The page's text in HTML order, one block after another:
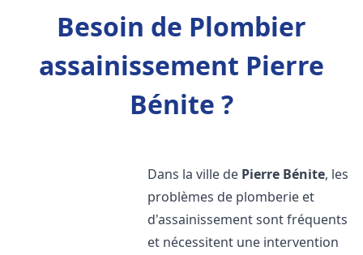
Besoin de Plombier
assainissement Pierre
Bénite ?
Dans la ville de Pierre Bénite, les
problèmes de plomberie et
d'assainissement sont fréquents
et nécessitent une intervention